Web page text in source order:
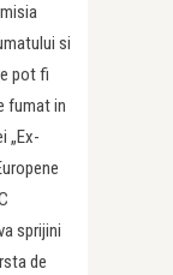
si
pot fi
fumat in
„Ex-
sprijini
de